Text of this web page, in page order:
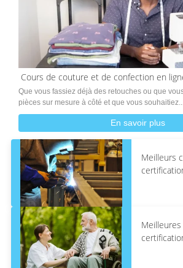
Cours de couture et de confection en
Que vous fassiez déjà des retouches ou que
pièces sur mesure à côté et que vous
En savoir plus
Meilleurs